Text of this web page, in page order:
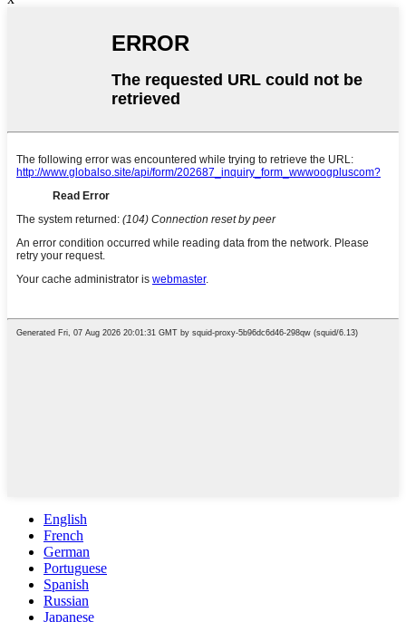
English
French
German
Portuguese
Spanish
Russian
Japanese